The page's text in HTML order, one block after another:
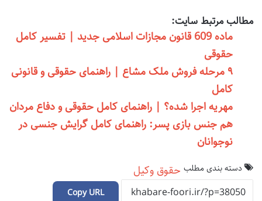
مطالب مرتبط سایت:
ماده 609 قانون مجازات اسلامی جدید | تفسیر کامل
حقوقی
۹ مرحله فروش ملک مشاع | راهنمای حقوقی و قانونی
کامل
مهریه اجرا شده؟ | راهنمای کامل حقوقی و دفاع مردان
هم جنس بازی پسر: راهنمای کامل گرایش جنسی در
نوجوانان
دسته بندی مطلب حقوق وکیل
Copy URL